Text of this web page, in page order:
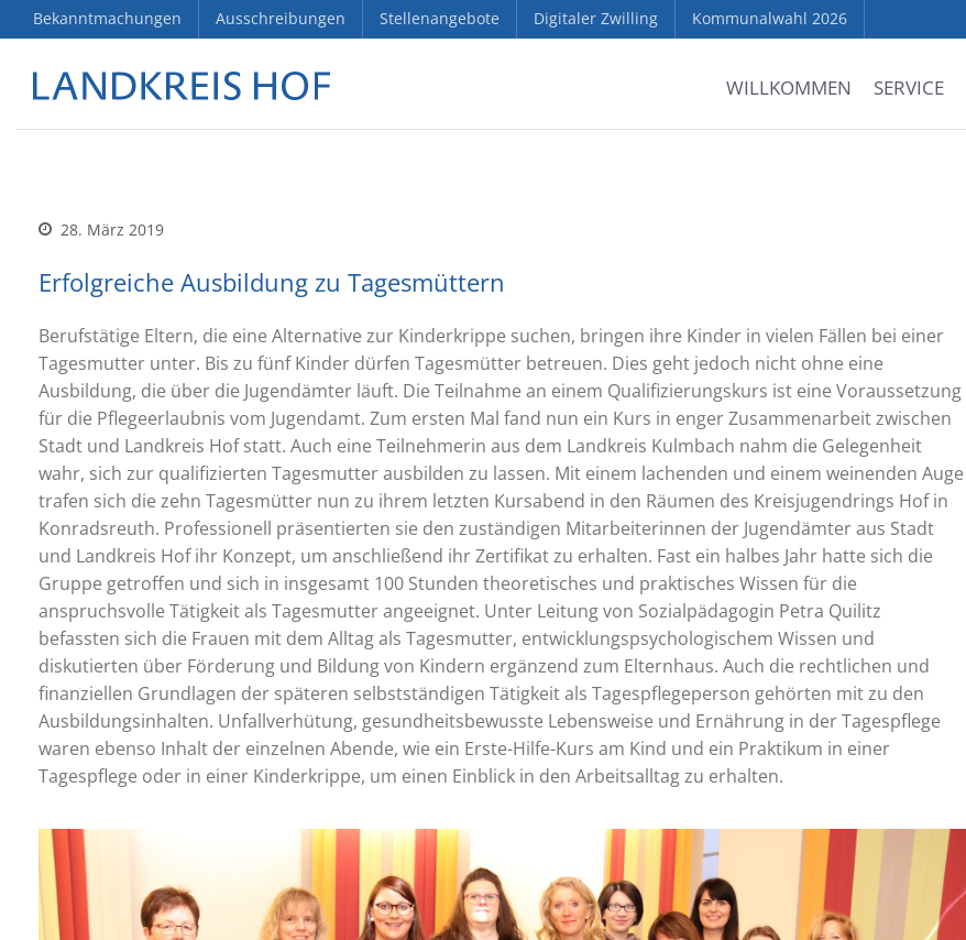
Bekanntmachungen Ausschreibungen Stellenangebote Digitaler Zwilling Kommunalwahl 2026
WILLKOMMEN SERVICE
28. März 2019
Erfolgreiche Ausbildung zu Tagesmüttern
Berufstätige Eltern, die eine Alternative zur Kinderkrippe suchen, bringen ihre Kinder in vielen Fällen bei einer
Tagesmutter unter. Bis zu fünf Kinder dürfen Tagesmütter betreuen. Dies geht jedoch nicht ohne eine
Ausbildung, die über die Jugendämter läuft. Die Teilnahme an einem Qualifizierungskurs ist eine Voraussetzung
für die Pflegeerlaubnis vom Jugendamt. Zum ersten Mal fand nun ein Kurs in enger Zusammenarbeit zwischen
Stadt und Landkreis Hof statt. Auch eine Teilnehmerin aus dem Landkreis Kulmbach nahm die Gelegenheit
wahr, sich zur qualifizierten Tagesmutter ausbilden zu lassen. Mit einem lachenden und einem weinenden Auge
trafen sich die zehn Tagesmütter nun zu ihrem letzten Kursabend in den Räumen des Kreisjugendrings Hof in
Konradsreuth. Professionell präsentierten sie den zuständigen Mitarbeiterinnen der Jugendämter aus Stadt
und Landkreis Hof ihr Konzept, um anschließend ihr Zertifikat zu erhalten. Fast ein halbes Jahr hatte sich die
Gruppe getroffen und sich in insgesamt 100 Stunden theoretisches und praktisches Wissen für die
anspruchsvolle Tätigkeit als Tagesmutter angeeignet. Unter Leitung von Sozialpädagogin Petra Quilitz
befassten sich die Frauen mit dem Alltag als Tagesmutter, entwicklungspsychologischem Wissen und
diskutierten über Förderung und Bildung von Kindern ergänzend zum Elternhaus. Auch die rechtlichen und
finanziellen Grundlagen der späteren selbstständigen Tätigkeit als Tagespflegeperson gehörten mit zu den
Ausbildungsinhalten. Unfallverhütung, gesundheitsbewusste Lebensweise und Ernährung in der Tagespflege
waren ebenso Inhalt der einzelnen Abende, wie ein Erste-Hilfe-Kurs am Kind und ein Praktikum in einer
Tagespflege oder in einer Kinderkrippe, um einen Einblick in den Arbeitsalltag zu erhalten.